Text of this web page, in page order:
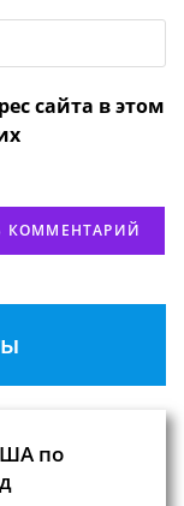
сайта в этом
по